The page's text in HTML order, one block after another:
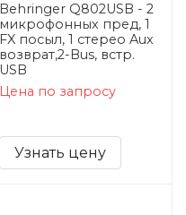
Behringer Q802USB - 2
микрофонных пред, 1
FX посыл, 1 стерео Aux
возврат,2-Bus, встр.
USB
Цена по запросу
Узнать цену